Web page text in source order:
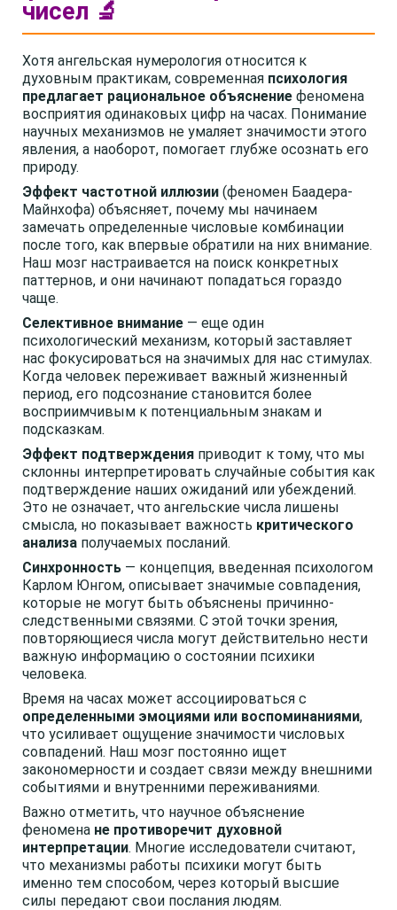
чисел 🔬
Хотя ангельская нумерология относится к
духовным практикам, современная психология
предлагает рациональное объяснение феномена
восприятия одинаковых цифр на часах. Понимание
научных механизмов не умаляет значимости этого
явления, а наоборот, помогает глубже осознать его
природу.
Эффект частотной иллюзии (феномен Баадера-
Майнхофа) объясняет, почему мы начинаем
замечать определенные числовые комбинации
после того, как впервые обратили на них внимание.
Наш мозг настраивается на поиск конкретных
паттернов, и они начинают попадаться гораздо
чаще.
Селективное внимание — еще один
психологический механизм, который заставляет
нас фокусироваться на значимых для нас стимулах.
Когда человек переживает важный жизненный
период, его подсознание становится более
восприимчивым к потенциальным знакам и
подсказкам.
Эффект подтверждения приводит к тому, что мы
склонны интерпретировать случайные события как
подтверждение наших ожиданий или убеждений.
Это не означает, что ангельские числа лишены
смысла, но показывает важность критического
анализа получаемых посланий.
Синхронность — концепция, введенная психологом
Карлом Юнгом, описывает значимые совпадения,
которые не могут быть объяснены причинно-
следственными связями. С этой точки зрения,
повторяющиеся числа могут действительно нести
важную информацию о состоянии психики
человека.
Время на часах может ассоциироваться с
определенными эмоциями или воспоминаниями,
что усиливает ощущение значимости числовых
совпадений. Наш мозг постоянно ищет
закономерности и создает связи между внешними
событиями и внутренними переживаниями.
Важно отметить, что научное объяснение
феномена не противоречит духовной
интерпретации. Многие исследователи считают,
что механизмы работы психики могут быть
именно тем способом, через который высшие
силы передают свои послания людям.